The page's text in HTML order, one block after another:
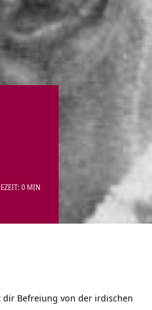
0 MIN
dir Befreiung von der irdischen